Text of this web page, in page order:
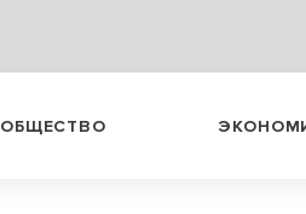
ОБЩЕСТВО